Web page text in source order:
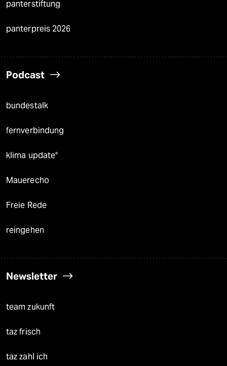
panterstiftung
panterpreis 2026
Podcast
bundestalk
fernverbindung
klima update°
Mauerecho
Freie Rede
reingehen
Newsletter
team zukunft
taz frisch
taz zahl ich